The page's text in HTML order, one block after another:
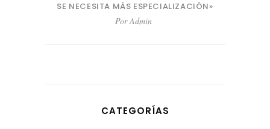
SE NECESITA MÁS ESPECIALIZACIÓN»
PorAdmin
CATEGORÍAS